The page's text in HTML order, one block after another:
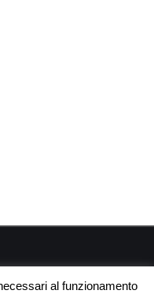
al funzionamento